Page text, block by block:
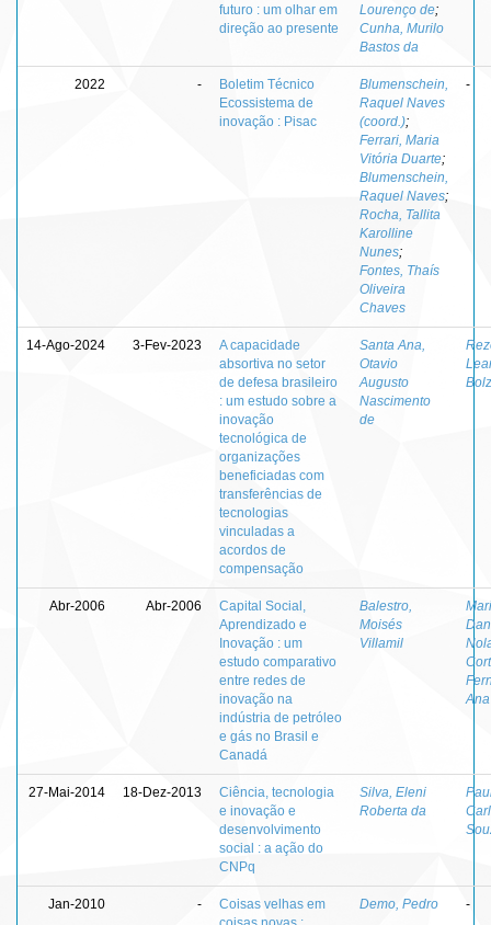
futuro : um olhar em
direção ao presente
Lourenço de;
Cunha, Murilo
Bastos da
2022 -
Boletim Técnico
Ecossistema de
inovação : Pisac
Blumenschein,
Raquel Naves
(coord.);
Ferrari, Maria
Vitória Duarte;
Blumenschein,
Raquel Naves;
Rocha, Tallita
Karolline
Nunes;
Fontes, Thaís
Oliveira
Chaves
-
14-Ago-2024 3-Fev-2023
A capacidade
absortiva no setor
de defesa brasileiro
: um estudo sobre a
inovação
tecnológica de
organizações
beneficiadas com
transferências de
tecnologias
vinculadas a
acordos de
compensação
Santa Ana,
Otavio
Augusto
Nascimento
de
Abr-2006 Abr-2006
Capital Social,
Aprendizado e
Inovação : um
estudo comparativo
entre redes de
inovação na
indústria de petróleo
e gás no Brasil e
Canadá
Balestro,
Moisés
Villamil
27-Mai-2014 18-Dez-2013
Ciência, tecnologia
e inovação e
desenvolvimento
social : a ação do
CNPq
Silva, Eleni
Roberta da
Jan-2010 -
Coisas velhas em
Demo, Pedro -